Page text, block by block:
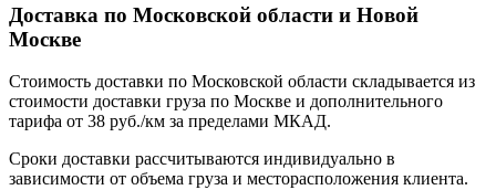
Доставка по Московской области и Новой
Москве
Стоимость доставки по Московской области складывается из
стоимости доставки груза по Москве и дополнительного
тарифа от 38 руб./км за пределами МКАД.
Сроки доставки рассчитываются индивидуально в
зависимости от объема груза и месторасположения клиента.